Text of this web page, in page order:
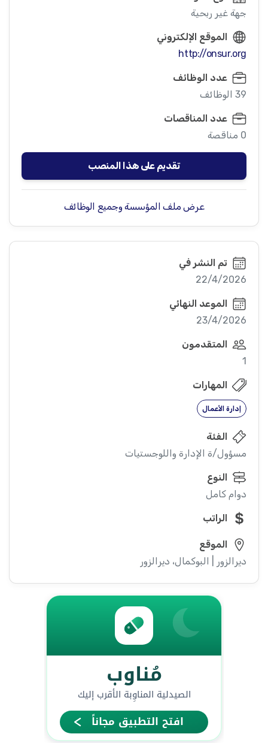
جهة غير ربحية
الموقع الإلكتروني
http://onsur.org
عدد الوظائف
39 الوظائف
عدد المناقصات
0 مناقصة
تقديم على هذا المنصب
عرض ملف المؤسسة وجميع الوظائف
تم النشر في
22/4/2026
الموعد النهائي
23/4/2026
المتقدمون
1
المهارات
إدارة الأعمال
الفئة
مسؤول/ة الإدارة واللوجستيات
النوع
دوام كامل
الراتب
الموقع
ديرالزور | البوكمال، ديرالزور